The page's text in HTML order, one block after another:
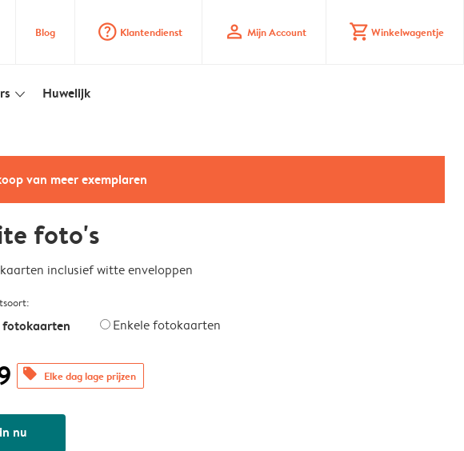
Blog question_mark_circle Klantendienst profile Mijn Account shopping_cart Winkelwagentje
slim_arrow_down Huwelijk
van meer exemplaren
foto's
inclusief witte enveloppen
fotokaarten Enkele fotokaarten
offers Elke dag lage prijzen
nu